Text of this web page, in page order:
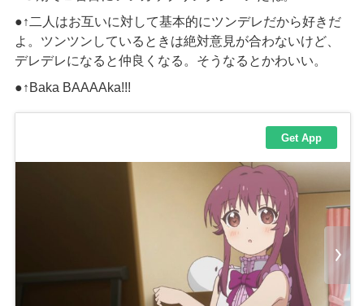
●↑二人はお互いに対して基本的にツンデレだから好きだ
よ。ツンツンしているときは絶対意見が合わないけど、
デレデレになると仲良くなる。そうなるとかわいい。
●↑ Baka BAAAAka!!!